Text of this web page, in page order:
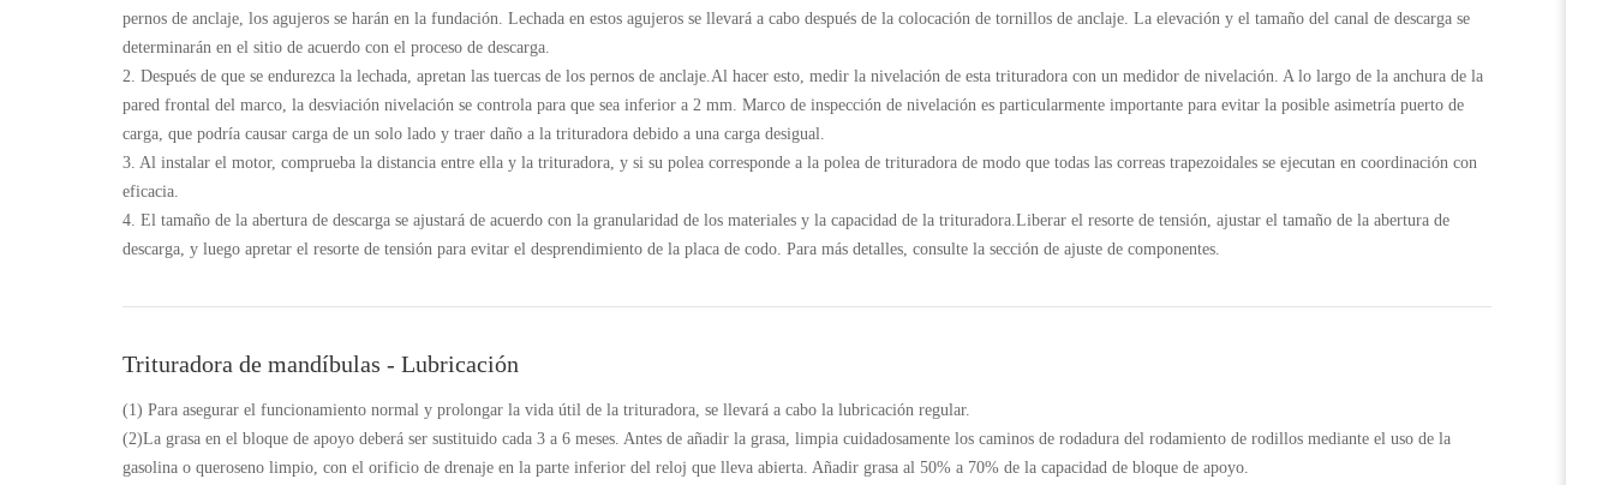
pernos de anclaje, los agujeros se harán en la fundación. Lechada en estos agujeros se llevará a cabo después de la colocación de tornillos de anclaje. La elevación y el tamaño del canal de descarga se
determinarán en el sitio de acuerdo con el proceso de descarga.
2. Después de que se endurezca la lechada, apretan las tuercas de los pernos de anclaje.Al hacer esto, medir la nivelación de esta trituradora con un medidor de nivelación. A lo largo de la anchura de la
pared frontal del marco, la desviación nivelación se controla para que sea inferior a 2 mm. Marco de inspección de nivelación es particularmente importante para evitar la posible asimetría puerto de
carga, que podría causar carga de un solo lado y traer daño a la trituradora debido a una carga desigual.
3. Al instalar el motor, comprueba la distancia entre ella y la trituradora, y si su polea corresponde a la polea de trituradora de modo que todas las correas trapezoidales se ejecutan en coordinación con
eficacia.
4. El tamaño de la abertura de descarga se ajustará de acuerdo con la granularidad de los materiales y la capacidad de la trituradora.Liberar el resorte de tensión, ajustar el tamaño de la abertura de
descarga, y luego apretar el resorte de tensión para evitar el desprendimiento de la placa de codo. Para más detalles, consulte la sección de ajuste de componentes.
Trituradora de mandíbulas - Lubricación
(1) Para asegurar el funcionamiento normal y prolongar la vida útil de la trituradora, se llevará a cabo la lubricación regular.
(2)La grasa en el bloque de apoyo deberá ser sustituido cada 3 a 6 meses. Antes de añadir la grasa, limpia cuidadosamente los caminos de rodadura del rodamiento de rodillos mediante el uso de la
gasolina o queroseno limpio, con el orificio de drenaje en la parte inferior del reloj que lleva abierta. Añadir grasa al 50% a 70% de la capacidad de bloque de apoyo.